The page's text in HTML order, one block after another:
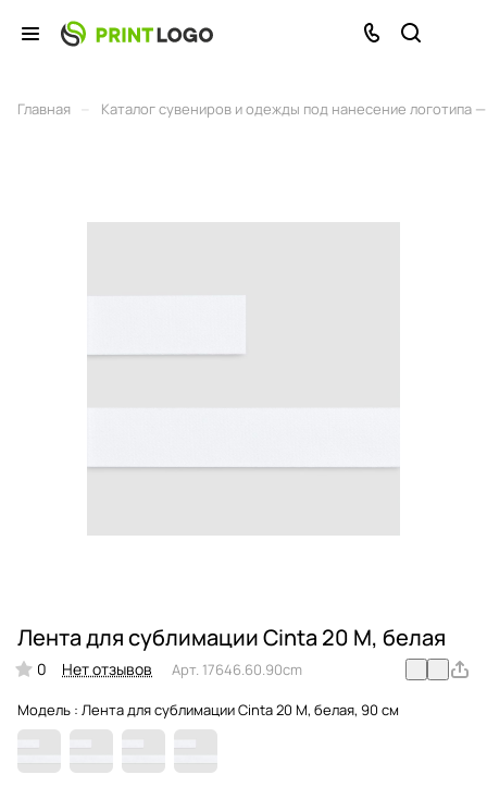
Главная Каталог сувениров и одежды под нанесение логотипа
Лента для сублимации Cinta 20 M, белая
0 Нет отзывов Арт. 17646.60.90cm
Модель : Лента для сублимации Cinta 20 M, белая, 90 см